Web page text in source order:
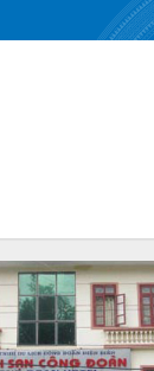
2025
2025
bố công khai
TC, ngày 31/12/
quy định tỷ lệ
Công đoàn Việt
2025